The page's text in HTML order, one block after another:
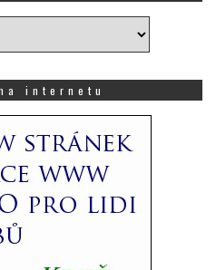
internetu